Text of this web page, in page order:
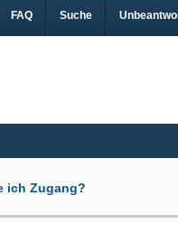
FAQ Suche
ich Zugang?